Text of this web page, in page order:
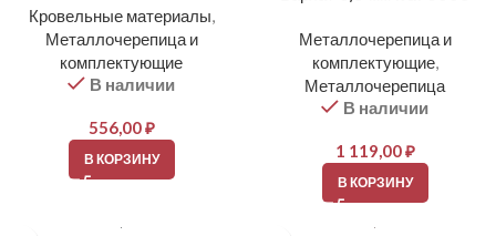
Кровельные материалы,
Металлочерепица и
комплектующие
В наличии
556,00₽
В КОРЗИНУ
Металлочерепица и
комплектующие,
Металлочерепица
В наличии
1 119,00₽
В КОРЗИНУ